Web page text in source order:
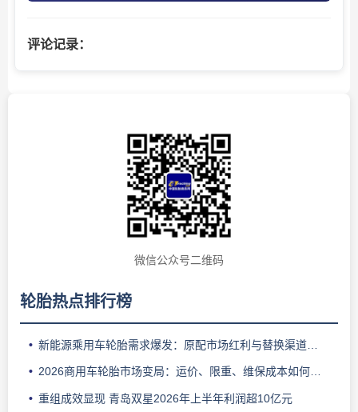
评论记录：
微信公众号二维码
轮胎热点排行榜
新能源乘用车轮胎需求爆发：原配市场红利与替换渠道难点解析
2026商用车轮胎市场变局：运价、限重、维保成本如何影响车队换胎选择
重组成效显现 青岛双星2026年上半年利润超10亿元